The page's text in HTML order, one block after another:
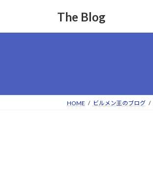
The Blog
HOME ビルメン王のブログ